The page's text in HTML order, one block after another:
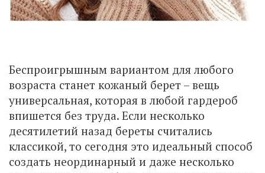
Беспроигрышным вариантом для любого
возраста станет кожаный берет – вещь
универсальная, которая в любой гардероб
впишется без труда. Если несколько
десятилетий назад береты считались
классикой, то сегодня это идеальный способ
создать неординарный и даже несколько